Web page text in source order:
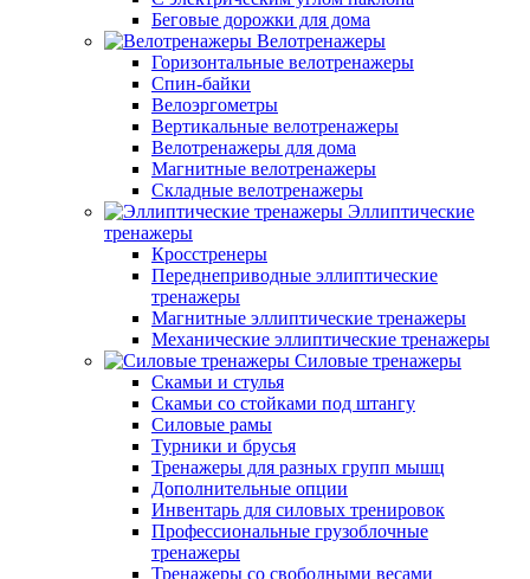
Беговые дорожки для дома
Велотренажеры
Горизонтальные велотренажеры
Спин-байки
Велоэргометры
Вертикальные велотренажеры
Велотренажеры для дома
Магнитные велотренажеры
Складные велотренажеры
Эллиптические
тренажеры
Кросстренеры
Переднеприводные эллиптические
тренажеры
Магнитные эллиптические тренажеры
Механические эллиптические тренажеры
Силовые тренажеры
Скамьи и стулья
Скамьи со стойками под штангу
Силовые рамы
Турники и брусья
Тренажеры для разных групп мышц
Дополнительные опции
Инвентарь для силовых тренировок
Профессиональные грузоблочные
тренажеры
Тренажеры со свободными весами